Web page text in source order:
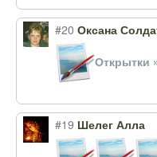
#20 Оксана
Открытки
#19 Шелег Алла